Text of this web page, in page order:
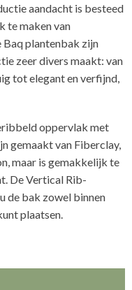
aandacht is besteed
te maken van
Baq plantenbak zijn
zeer divers maakt: van
tot elegant en verfijnd,
oppervlak met
gemaakt van Fiberclay,
maar is gemakkelijk te
De Vertical Rib-
de bak zowel binnen
plaatsen.